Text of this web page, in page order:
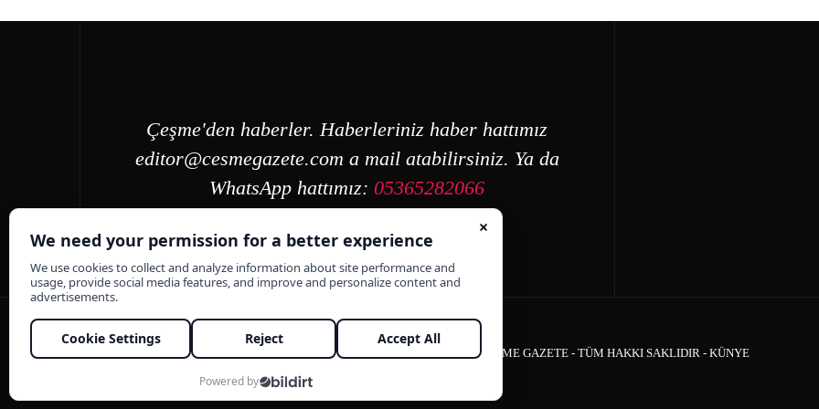
Çeşme'den haberler. Haberleriniz haber hattımız
editor@cesmegazete.com a mail atabilirsiniz. Ya da
WhatsApp hattımız:05365282066
ÇEŞME GAZETE - TÜM HAKKI SAKLIDIR - KÜNYE